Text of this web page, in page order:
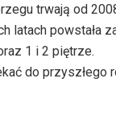
trwają od
latach powstała
1 i 2 piętrze.
do przyszłego